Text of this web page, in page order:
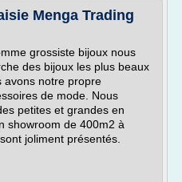
Menga Trading
grossiste bijoux nous
des bijoux les plus beaux
avons notre propre
de mode. Nous
petites et grandes en
showroom de 400m2 à
joliment présentés.